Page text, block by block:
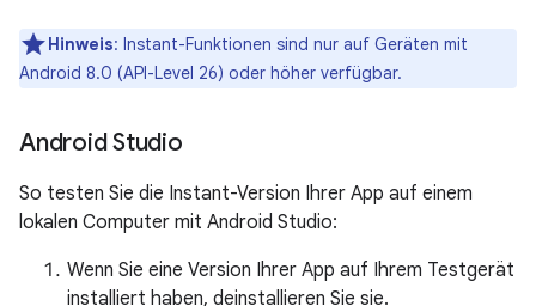
Hinweis: Instant-Funktionen sind nur auf Geräten mit
Android 8.0 (API-Level 26) oder höher verfügbar.
Android Studio
So testen Sie die Instant-Version Ihrer App auf einem
lokalen Computer mit Android Studio:
Wenn Sie eine Version Ihrer App auf Ihrem Testgerät
installiert haben, deinstallieren Sie sie.